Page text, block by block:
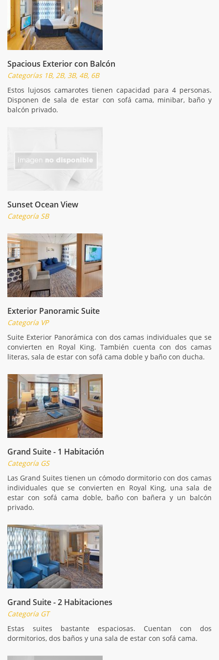
Spacious Exterior con Balcón
Categorías 1B, 2B, 3B, 4B, 6B
Estos lujosos camarotes tienen capacidad para 4 personas.
Disponen de sala de estar con sofá cama, minibar, baño y
balcón privado.
Sunset Ocean View
Categoría SB
Exterior Panoramic Suite
Categoría VP
Suite Exterior Panorámica con dos camas individuales que se
convierten en Royal King. También cuenta con dos camas
literas, sala de estar con sofá cama doble y baño con ducha.
Grand Suite - 1 Habitación
Categoría GS
Las Grand Suites tienen un cómodo dormitorio con dos camas
individuales que se convierten en Royal King, una sala de
estar con sofá cama doble, baño con bañera y un balcón
privado.
Grand Suite - 2 Habitaciones
Categoría GT
Estas suites bastante espaciosas. Cuentan con dos
dormitorios, dos baños y una sala de estar con sofá cama.